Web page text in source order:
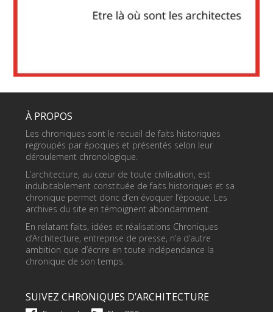
À PROPOS
Les chroniques sont le recueil de faits historiques
regroupés par époques et présentés selon leur
déroulement chronologique.
L’architecture, au cœur de toute civilisation, est
indubitablement constituée de faits historiques et sa
chronique permet donc d’en évoquer l’époque. Les
archives du site en témoignent abondamment.
En relatant faits, idées et réalisations Chroniques
d’Architecture, entreprise de presse, n’a d’autre
ambition que d’écrire en toute indépendance la
chronique de son temps.
SUIVEZ CHRONIQUES D’ARCHITECTURE